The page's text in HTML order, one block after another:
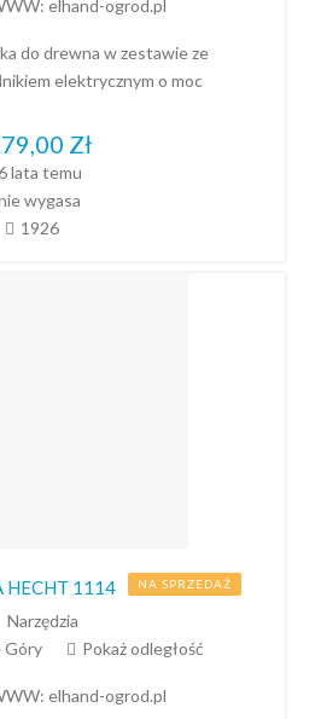
elhand-ogrod.pl
do drewna w zestawie ze
elektrycznym o moc
Zł
lata temu
wygasa
1926
HECHT 1114 NA SPRZEDAŻ
Narzędzia
Góry
Pokaż odległość
elhand-ogrod.pl